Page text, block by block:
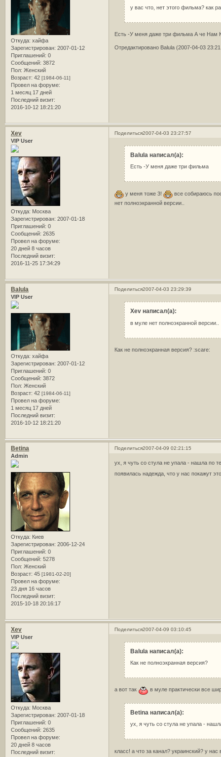
Откуда: хайфа
Зарегистрирован: 2007-01-12
Приглашений: 0
Сообщений: 3872
Пол: Женский
Возраст: 42 [1984-06-11]
Провел на форуме:
1 месяц 17 дней
Последний визит:
2016-10-12 18:21:20
у вас что, нет этого фильма? как
Есть -У меня даже три фильма А че Нам
Отредактировано Balula (2007-04-03
Поделиться2007-04-03 23:27:57
Xev
VIP User
Откуда: Москва
Зарегистрирован: 2007-01-18
Приглашений: 0
Сообщений: 2635
Провел на форуме:
20 дней 8 часов
Последний визит:
2016-11-25 17:34:29
Balula написал(а):
Есть -У меня даже три фильма
у меня тоже 3!
все собираюсь
нет полноэкранной версии..
Поделиться2007-04-03 23:29:39
Balula
VIP User
Откуда: хайфа
Зарегистрирован: 2007-01-12
Приглашений: 0
Сообщений: 3872
Пол: Женский
Возраст: 42 [1984-06-11]
Провел на форуме:
1 месяц 17 дней
Последний визит:
2016-10-12 18:21:20
Xev написал(а):
в муле нет полноэкранной версии..
Как не полноэкранная версия? :scare:
Поделиться2007-04-09 02:21:15
Betina
Admin
Откуда: Киев
Зарегистрирован: 2006-12-24
Приглашений: 0
Сообщений: 5278
Пол: Женский
Возраст: 45 [1981-02-20]
Провел на форуме:
23 дня 16 часов
Последний визит:
2015-10-18 20:16:17
ух, я чуть со стула не упала - нашла по
появилась надежда, что у нас покажут
Поделиться2007-04-09 03:10:45
Xev
VIP User
Откуда: Москва
Зарегистрирован: 2007-01-18
Приглашений: 0
Сообщений: 2635
Провел на форуме:
20 дней 8 часов
Последний визит:
Balula написал(а):
Как не полноэкранная версия?
а вот так в муле практически все
Betina написал(а):
ух, я чуть со стула не упала -
класс! а что за канал? украинский? у нас